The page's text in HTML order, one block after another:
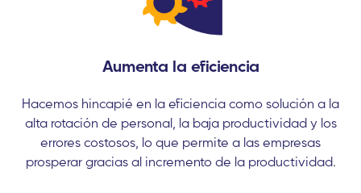
Aumenta la eficiencia
Hacemos hincapié en la eficiencia como solución a la
alta rotación de personal, la baja productividad y los
errores costosos, lo que permite a las empresas
prosperar gracias al incremento de la productividad.